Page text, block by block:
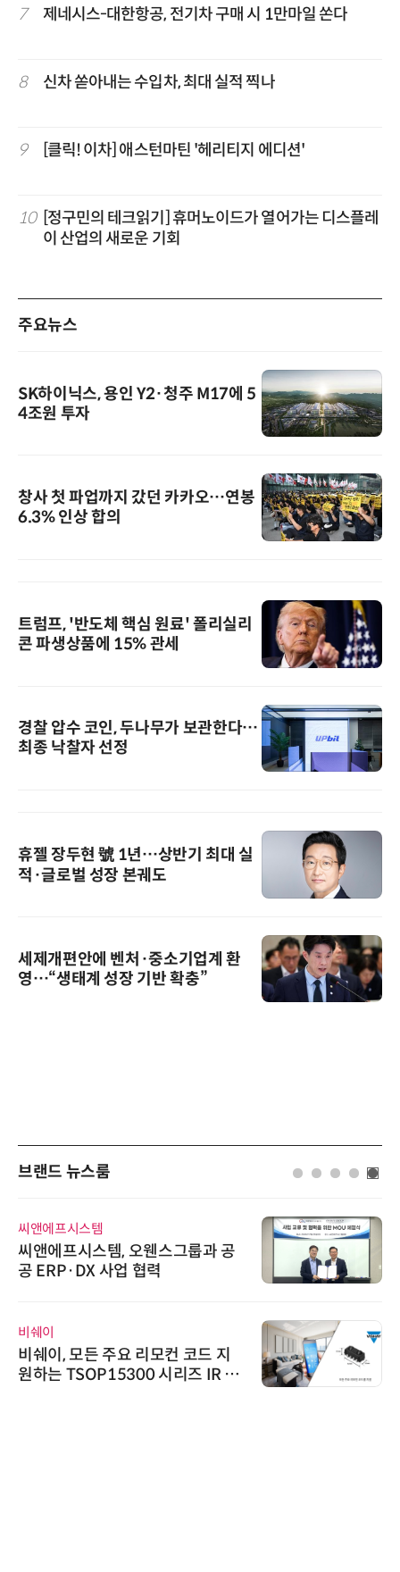
7 제네시스-대한항공, 전기차 구매 시 1만마일 쏜다
8 신차 쏟아내는 수입차, 최대 실적 찍나
9 [클릭! 이차] 애스턴마틴 '헤리티지 에디션'
10
[정구민의 테크읽기] 휴머노이드가 열어가는 디스플레
이 산업의 새로운 기회
주요뉴스
SK하이닉스, 용인 Y2·청주 M17에 5
4조원 투자
창사 첫 파업까지 갔던 카카오…연봉
6.3% 인상 합의
트럼프, '반도체 핵심 원료' 폴리실리
콘 파생상품에 15% 관세
경찰 압수 코인, 두나무가 보관한다…
최종 낙찰자 선정
휴젤 장두현 號 1년…상반기 최대 실
적·글로벌 성장 본궤도
세제개편안에 벤처·중소기업계 환
영…“생태계 성장 기반 확충”
브랜드 뉴스룸
씨앤에프시스템
씨앤에프시스템, 오웬스그룹과 공
공 ERP·DX 사업 협력
비쉐이
비쉐이, 모든 주요 리모컨 코드 지
원하는 TSOP15300 시리즈 IR 수